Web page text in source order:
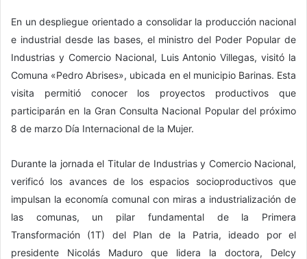
En un despliegue orientado a consolidar la producción nacional
e industrial desde las bases, el ministro del Poder Popular de
Industrias y Comercio Nacional, Luis Antonio Villegas, visitó la
Comuna «Pedro Abrises», ubicada en el municipio Barinas. Esta
visita permitió conocer los proyectos productivos que
participarán en la Gran Consulta Nacional Popular del próximo
8 de marzo Día Internacional de la Mujer.
Durante ​la jornada el Titular de Industrias y Comercio Nacional,
verificó los avances de los espacios socioproductivos que
impulsan la economía comunal con miras a industrialización de
las comunas, un pilar fundamental de la Primera
Transformación (1T) del Plan de la Patria, ideado por el
presidente Nicolás Maduro que lidera la doctora, Delcy